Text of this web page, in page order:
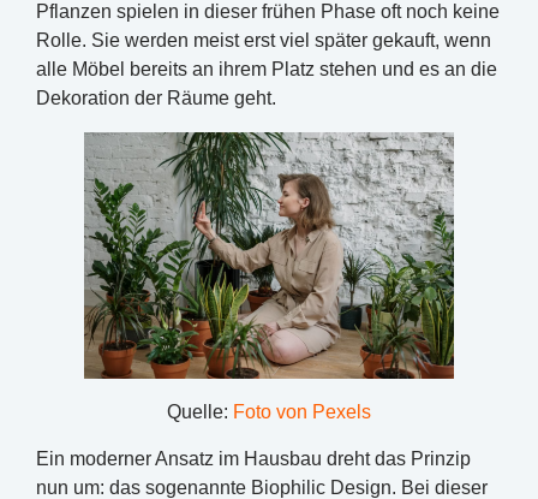
Pflanzen spielen in dieser frühen Phase oft noch keine
Rolle. Sie werden meist erst viel später gekauft, wenn
alle Möbel bereits an ihrem Platz stehen und es an die
Dekoration der Räume geht.
Quelle: Foto von Pexels
Ein moderner Ansatz im Hausbau dreht das Prinzip
nun um: das sogenannte Biophilic Design. Bei dieser